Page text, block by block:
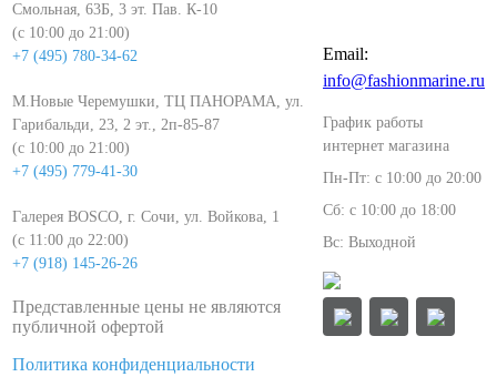
Смольная, 63Б, 3 эт. Пав. К-10
(с 10:00 до 21:00)
+7 (495) 780-34-62
М.Новые Черемушки, ТЦ ПАНОРАМА, ул.
Гарибальди, 23, 2 эт., 2п-85-87
(с 10:00 до 21:00)
+7 (495) 779-41-30
Галерея BOSCO, г. Сочи, ул. Войкова, 1
(с 11:00 до 22:00)
+7 (918) 145-26-26
Представленные цены не являются
публичной офертой
Политика конфиденциальности
Email:
info@fashionmarine.ru
График работы
интернет магазина
Пн-Пт: с 10:00 до 20:00
Сб: с 10:00 до 18:00
Вс: Выходной